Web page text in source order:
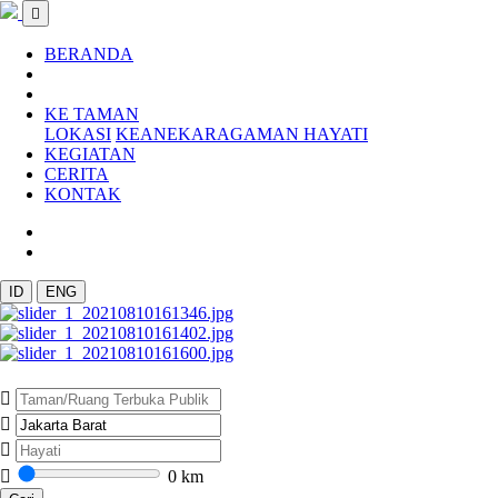
BERANDA
KE TAMAN
LOKASI KEANEKARAGAMAN HAYATI
KEGIATAN
CERITA
KONTAK
ID ENG
0 km